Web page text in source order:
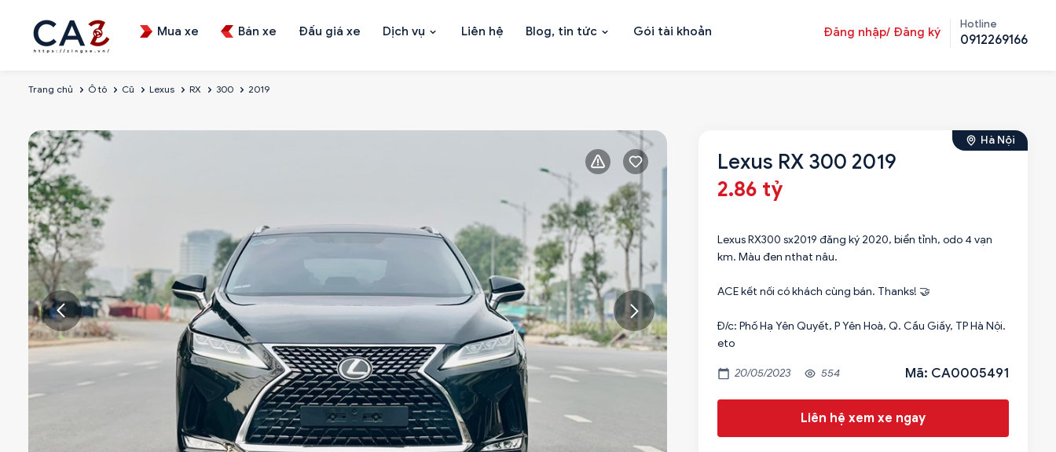
Mua xe Bán xe Đấu giá xe Dịch vụ Liên hệ Blog, tin tức Gói tài khoản Đăng nhập/ Đăng ký
Hotline
0912269166
Trang chủ Ô tô Cũ Lexus RX 300 2019
Hà Nội
Lexus RX 300 2019
2.86 tỷ
Lexus RX300 sx2019 đăng ký 2020, biển tỉnh, odo 4 vạn
km. Màu đen nthat nâu.
ACE kết nối có khách cùng bán. Thanks! 🤝
Đ/c: Phố Hạ Yên Quyết, P Yên Hoà, Q. Cầu Giấy, TP Hà Nội.
eto
20/05/2023 554 Mã: CA0005491
Liên hệ xem xe ngay